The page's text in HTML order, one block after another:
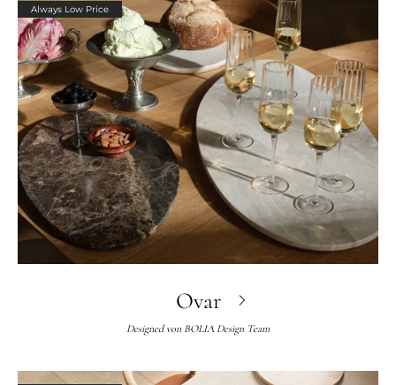
Always Low Price
Ovar
Designed von BOLIA Design Team